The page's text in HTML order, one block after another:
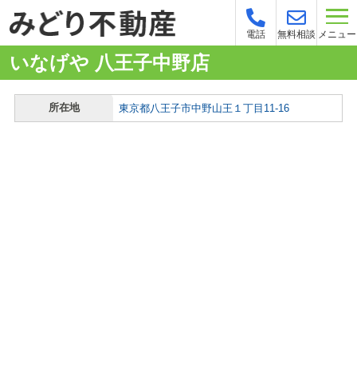
電話 無料相談 メニュー
いなげや 八王子中野店
所在地 東京都八王子市中野山王１丁目11-16